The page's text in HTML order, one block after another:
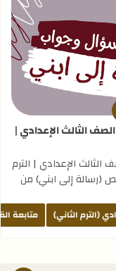
ابني ] - الصف الثالث الإعدادي | الترم الثاني
الثالث الإعدادي |
الثالث الإعدادي | الترم
(رسالة إلى ابني) من
(الترم الثاني) متابعة